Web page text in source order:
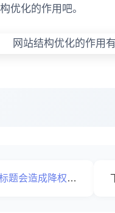
优化的作用吧。
会造成降权吗？